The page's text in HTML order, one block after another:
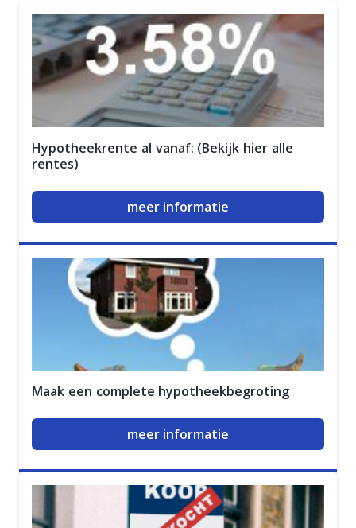
Hypotheekrente al vanaf: (Bekijk hier alle
rentes)
meer informatie
Maak een complete hypotheekbegroting
meer informatie